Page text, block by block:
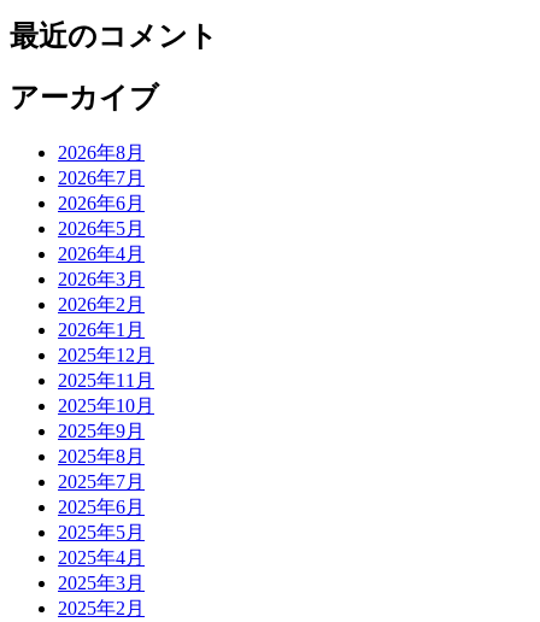
最近のコメント
アーカイブ
2026年8月
2026年7月
2026年6月
2026年5月
2026年4月
2026年3月
2026年2月
2026年1月
2025年12月
2025年11月
2025年10月
2025年9月
2025年8月
2025年7月
2025年6月
2025年5月
2025年4月
2025年3月
2025年2月